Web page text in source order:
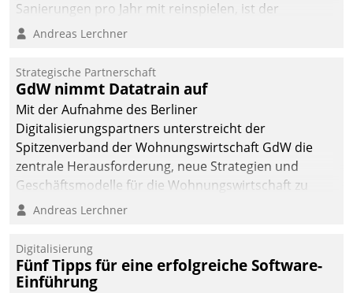
Sanierungen pro Jahr mit reinspielen, ist der
Betreuungs- und Organisationsaufwand immens. Im
kommunale Wohnungsbauunternehmen daher
gemeinsam mit der Berliner Datatrain GmbH den
Teilprozess der Objektsanierung digitalisiert.
Andreas Lerchner
Strategische Partnerschaft
GdW nimmt Datatrain auf
Mit der Aufnahme des Berliner
Digitalisierungspartners unterstreicht der
Spitzenverband der Wohnungswirtschaft GdW die
zentrale Herausforderung, neue Strategien und
Geschäftsmodelle für die Wohnungswirtschaft zu
entwickeln.
Andreas Lerchner
Digitalisierung
Fünf Tipps für eine erfolgreiche Software-
Einführung